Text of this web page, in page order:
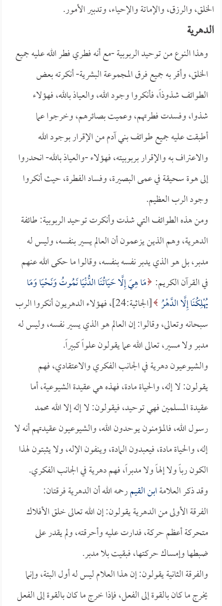
الخلق، والرزق، والإماتة والإحياء، وتدبير الأمور.
الدهرية
وهذا النوع من توحيد الربوبية -مع أنه فطري فطر الله عليه جميع
الخلق، وأقر به جميع فرق المجموعة البشرية- أنكرته بعض
الطوائف شذوذاً، فأنكروا وجود الله، والعياذ بالله، فهؤلاء
شذوا، وفسدت فطرتهم، وعميت بصائرهم، وخرجوا عما
أطبقت عليه جميع طوائف بني آدم من الإقرار بوجود الله
والاعتراف به والإقرار بربوبيته، فهؤلاء -والعياذ بالله- انحدروا
إلى هوة سحيقة في عمى البصيرة، وفساد الفطرة، حيث أنكروا
وجود الرب العظيم.
ومن هذه الطوائف التي شذت وأنكرت توحيد الربوبية: طائفة
الدهرية، وهم الذين يزعمون أن العالم يسير بنفسه، وليس له
مدبر، بل هو الذي يدبر نفسه بنفسه، وقالوا ما حكى الله عنهم
في القرآن الكريم: مَا هِيَ إِلَّا حَيَاتُنَا الدُّنْيَا نَمُوتُ وَنَحْيَا وَمَا
يُهْلِكُنَا إِلَّا الدَّهْرُ
[الجاثية:24]، فهؤلاء الدهريون أنكروا الرب
سبحانه وتعالى، وقالوا: إن العالم هو الذي يسير نفسه، وليس له
مدبر ولا مسير، تعالى الله عما يقولون علواً كبيراً.
والشيوعيون دهرية في الجانب الفكري والاعتقادي، فهم
يقولون: لا إله، والحياة مادة، فهذه هي عقيدة الشيوعية، أما
عقيدة المسلمين فهي توحيد، فيقولون: لا إله إلا الله محمد
رسول الله، فالمؤمنون يوحدون الله، والشيوعيون عقيدتهم أنه لا
إله، والحياة مادة، فيعبدون المادة، وينفون الإله، ولا يثبتون لهذا
الكون رباً ولا إلهاً ولا مدبراً، فهم دهرية في الجانب الفكري.
وقد ذكر العلامةابن القيمرحمه الله أن الدهرية فرقتان:
الفرقة الأولى من الدهرية يقولون: إن الله تعالى خلق الأفلاك
متحركة أعظم حركة، فدارت عليه وأحرقته، ولم يقدر على
ضبطها وإمساك حركتها، فبقيت بلا مدبر.
والفرقة الثانية يقولون: إن هذا العلام ليس له أول البتة، وإنما
يخرج ما كان بالقوة إلى الفعل، فإذا خرج ما كان بالقوة إلى الفعل